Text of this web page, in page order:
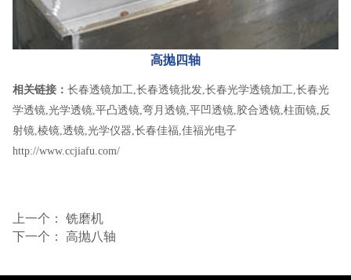
高抛四轴
相关链接： 长春透镜加工,长春透镜批发,长春光学透镜加工,长春光
学透镜,光学透镜,平凸透镜,弯月透镜,平凹透镜,胶合透镜,柱面镜,反
射镜,棱镜,透镜,光学仪器,长春佳福,佳福光电子
http://www.ccjiafu.com/
上一个： 铣磨机
下一个： 高抛八轴